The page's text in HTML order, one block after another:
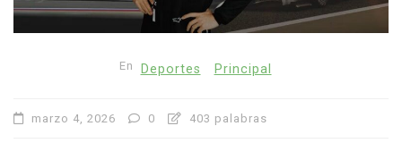
En Deportes Principal
marzo 4, 2026 0 403 palabras